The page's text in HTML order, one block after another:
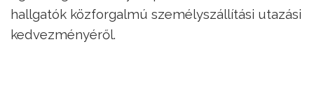
hallgatók közforgalmú személyszállítási utazási
kedvezményéről.